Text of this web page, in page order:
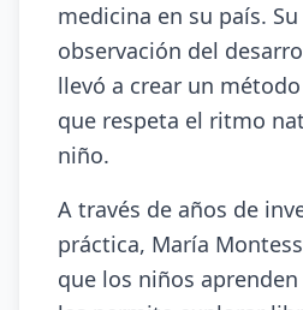
medicina en su país.
observación del
llevó a crear un
que respeta el ritmo
niño.
A través de años de
práctica, María
que los niños